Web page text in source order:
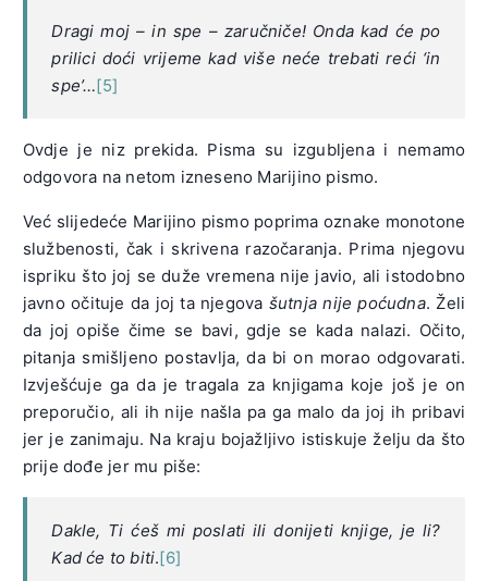
Dragi moj – in spe – zaručniče! Onda kad će po
prilici doći vrijeme kad više neće trebati reći ‘in
spe’…[5]
Ovdje je niz prekida. Pisma su izgubljena i nemamo
odgovora na netom izneseno Marijino pismo.
Već slijedeće Marijino pismo poprima oznake monotone
službenosti, čak i skrivena razočaranja. Prima njegovu
ispriku što joj se duže vremena nije javio, ali istodobno
javno očituje da joj ta njegova šutnja nije poćudna. Želi
da joj opiše čime se bavi, gdje se kada nalazi. Očito,
pitanja smišljeno postavlja, da bi on morao odgovarati.
Izvješćuje ga da je tragala za knjigama koje još je on
preporučio, ali ih nije našla pa ga malo da joj ih pribavi
jer je zanimaju. Na kraju bojažljivo istiskuje želju da što
prije dođe jer mu piše:
Dakle, Ti ćeš mi poslati ili donijeti knjige, je li?
Kad će to biti.[6]